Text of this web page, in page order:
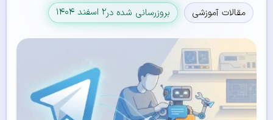
مقالات آموزشی بروزرسانی شده در۲ اسفند ۱۴۰۴